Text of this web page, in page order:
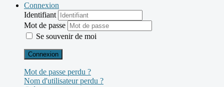
Connexion
Identifiant
Mot de passe
Se souvenir de moi
Connexion
Mot de passe perdu ?
Nom d'utilisateur perdu ?